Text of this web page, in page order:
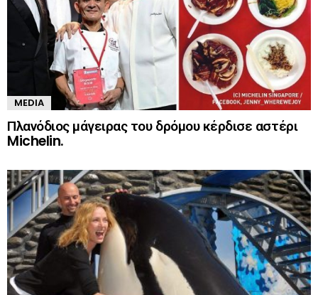
MEDIA
Πλανόδιος μάγειρας του δρόμου κέρδισε αστέρι
Michelin.